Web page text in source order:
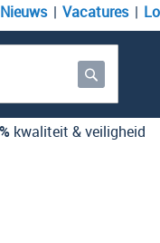
Nieuws Vacatures
Zoek
kwaliteit & veiligheid